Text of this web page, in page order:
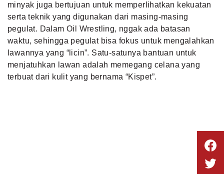
minyak juga bertujuan untuk memperlihatkan kekuatan
serta teknik yang digunakan dari masing-masing
pegulat. Dalam Oil Wrestling, nggak ada batasan
waktu, sehingga pegulat bisa fokus untuk mengalahkan
lawannya yang “licin”. Satu-satunya bantuan untuk
menjatuhkan lawan adalah memegang celana yang
terbuat dari kulit yang bernama “Kispet”.